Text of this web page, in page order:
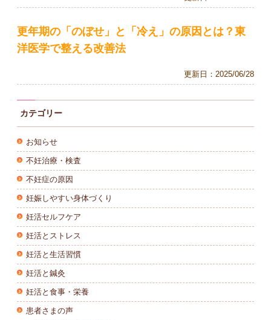
更年期の「のぼせ」と「冷え」の原因とは？東
洋医学で整える改善法
更新日： 2025/06/28
カテゴリー
お知らせ
不妊治療・検査
不妊症の原因
妊娠しやすい身体づくり
妊活セルフケア
妊活とストレス
妊活と生活習慣
妊活と鍼灸
妊活と食事・栄養
患者さまの声